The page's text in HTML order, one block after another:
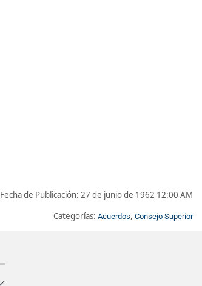
Fecha de Publicación: 27 de junio de 1962 12:00 AM
Categorías: Acuerdos, Consejo Superior